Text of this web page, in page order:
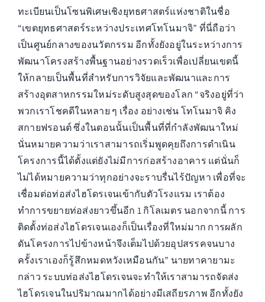
ทะเบียนเป็นโซนพิเศษเชิงยุทธศาสตร์แห่งชาติในชื่อ
“เขตยุทธศาสตร์ระหว่างประเทศโทโนมาจิ” ที่นี่ถือว่า
เป็นศูนย์กลางของนวัตกรรม อีกทั้งยังอยู่ในระหว่างการ
พัฒนาโครงสร้างพื้นฐานอย่างรวดเร็วเพื่อเปลี่ยนเขตนี้
ให้กลายเป็นพื้นที่สำหรับการวิจัยและพัฒนาและการ
สร้างอุตสาหกรรมใหม่ระดับสูงสุดของโลก “จริงอยู่ที่ว่า
พวกเราโชคดีในหลาย ๆ เรื่อง อย่างเช่น โทโนมาจิ คิง
สกายฟรอนต์ ซึ่งในตอนนั้นเป็นพื้นที่ที่กำลังพัฒนาใหม่
นั่นหมายความว่าเราสามารถเริ่มพูดคุยถึงการดำเนิน
โครงการนี้ได้ตั้งแต่ยังไม่มีการก่อสร้างอาคาร แต่นั่นก็
ไม่ได้หมายความว่าทุกอย่างจะราบรื่นไร้ปัญหา เพื่อที่จะ
เชื่อมต่อท่อส่งไฮโดรเจนเข้ากับตัวโรงแรม เราต้อง
ทำการขยายท่อส่งยาวขึ้นอีก 1 กิโลเมตร นอกจากนี้ การ
ติดตั้งท่อส่งไฮโดรเจนเองก็เป็นเรื่องที่ใหม่มาก การผลัก
ดันโครงการไปข้างหน้าจึงเต็มไปด้วยอุปสรรคจนบาง
ครั้งเราเองก็รู้สึกหมดหวังเหมือนกัน” นายทาคายามะ
กล่าว ระบบท่อส่งไฮโดรเจนจะทำให้เราสามารถจัดส่ง
ไฮโดรเจนในปริมาณมากได้อย่างมีเสถียรภาพ อีกทั้งยัง